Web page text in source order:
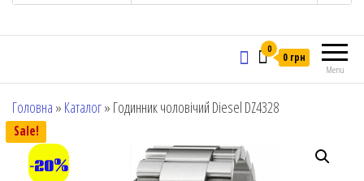
Menu
0
0 грн
Головна » Каталог» Годинник чоловічий Diesel DZ4328
Sale!
-20%